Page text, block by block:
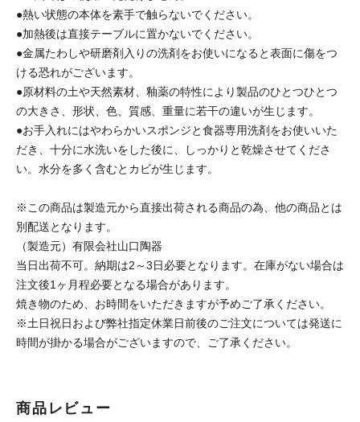
●熱い状態の本体を素手で触らないでください。
●加熱後は直接テーブルに置かないでください。
●金属たわしや研磨剤入りの洗剤をお使いになると表面に傷をつ
ける恐れがございます。
●原材料の土や天然素材、釉薬の特性により製品のひとつひとつ
の大きさ、形状、色、質感、重量に若干の違いが生じます。
●お手入れにはやわらかいスポンジと食器専用洗剤をお使いいた
だき、十分に水洗いをした後に、しっかりと乾燥させてくださ
い。水分を多く含むとカビが生じます。
※この商品は製造元から直接出荷される商品の為、他の商品とは
別配送となります。
（製造元）有限会社山口陶器
当日出荷不可。納期は2～3日必要となります。在庫がない場合は
注文後1ヶ月程必要となる場合があります。
焼き物のため、お時間をいただきますが予めご了承ください。
※土日祝日および弊社指定休業日前後のご注文については発送に
時間が掛かる場合がございますので、ご了承ください。
商品レビュー